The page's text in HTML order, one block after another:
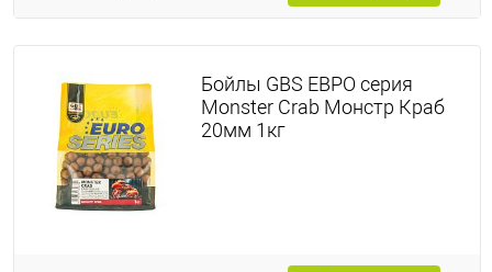
Бойлы GBS ЕВРО серия
Monster Crab Монстр Краб
20мм 1кг